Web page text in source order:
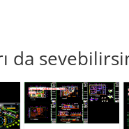
da